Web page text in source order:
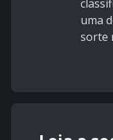
uma
sorte